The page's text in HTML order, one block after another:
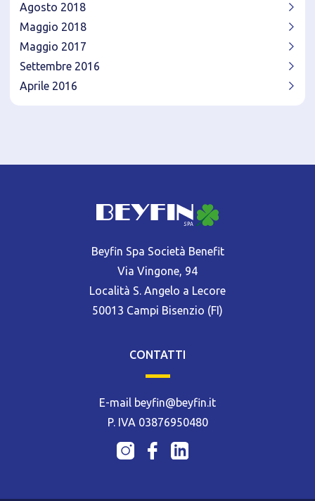
Agosto 2018
Maggio 2018
Maggio 2017
Settembre 2016
Aprile 2016
Beyfin Spa Società Benefit
Via Vingone, 94
Località S. Angelo a Lecore
50013 Campi Bisenzio (FI)
CONTATTI
E-mail beyfin@beyfin.it
P. IVA 03876950480